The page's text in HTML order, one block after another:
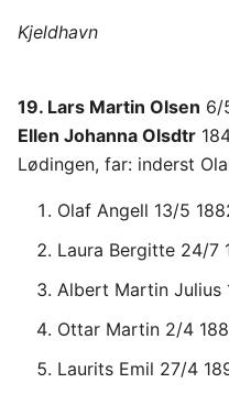
Kjeldhavn
19. Lars Martin Olsen 6/
Ellen Johanna Olsdtr
Lødingen, far: inderst
Olaf Angell 13/5
Laura Bergitte 24/7
Albert Martin Julius
Ottar Martin 2/4
Laurits Emil 27/4